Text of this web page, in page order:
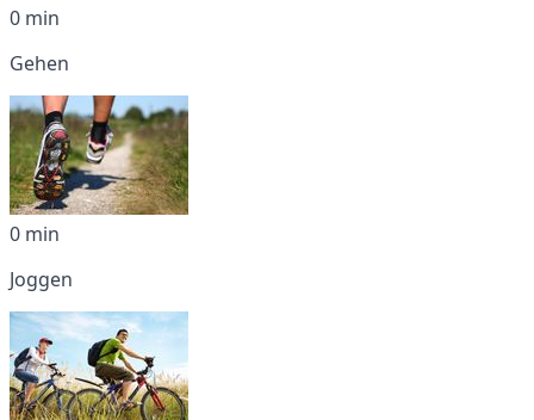
0 min
Gehen
0 min
Joggen